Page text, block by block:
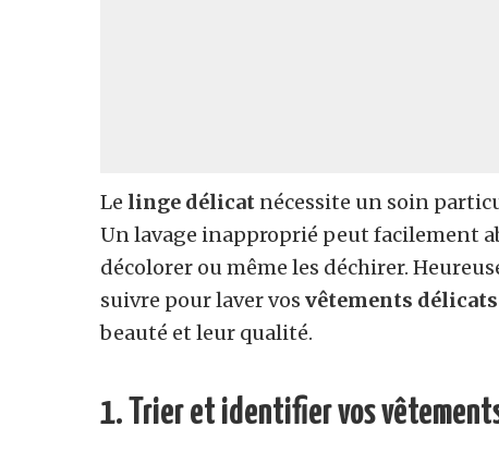
Le linge délicat nécessite un soin
Un lavage inapproprié peut facilement
décolorer ou même les déchirer.
suivre pour laver vos vêtements délicats
beauté et leur qualité.
1. Trier et identifier vos